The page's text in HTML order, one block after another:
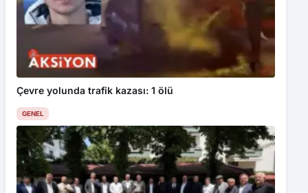
Çevre yolunda trafik kazası: 1 ölü
GENEL